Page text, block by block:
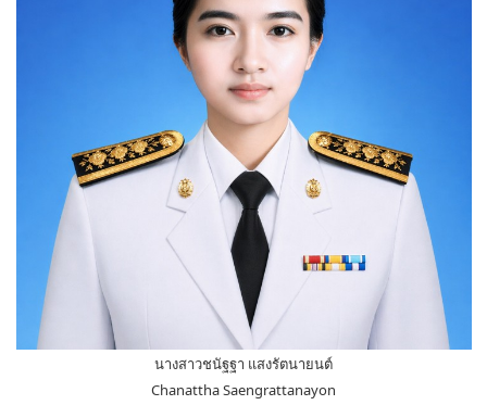
นางสาวชนัฐฐา แสงรัตนายนต์
Chanattha Saengrattanayon